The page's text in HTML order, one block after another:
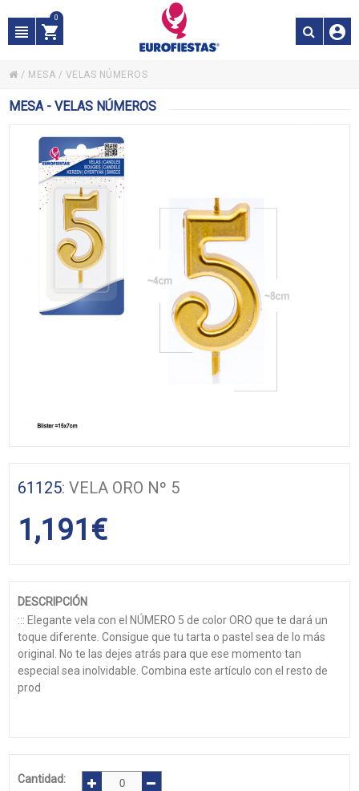
0
/ MESA / VELAS NÚMEROS
MESA - VELAS NÚMEROS
61125: VELA ORO Nº 5
1,191€
DESCRIPCIÓN
::: Elegante vela con el NÚMERO 5 de color ORO que te dará un
toque diferente. Consigue que tu tarta o pastel sea de lo más
original. No te las dejes atrás para que ese momento tan
especial sea inolvidable. Combina este artículo con el resto de
prod
Cantidad: